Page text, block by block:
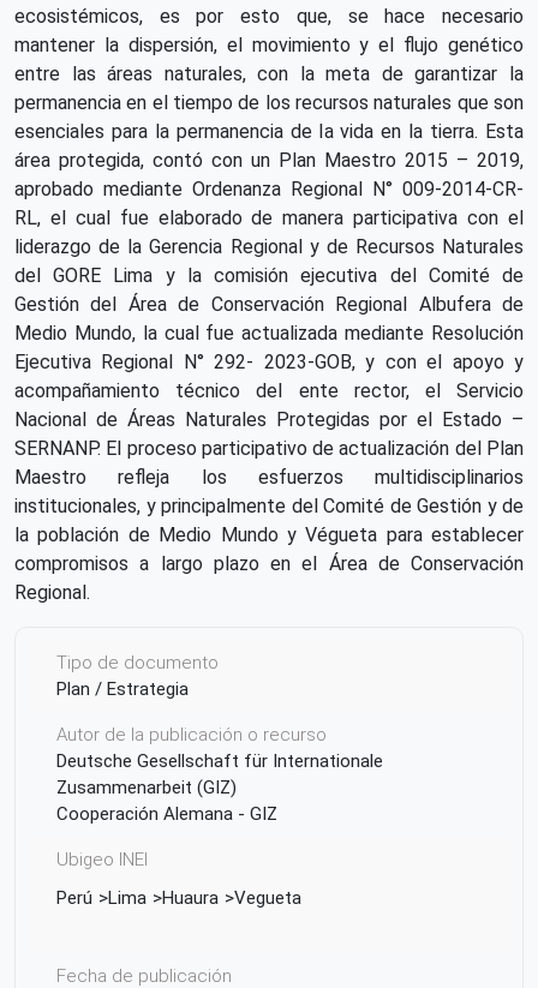
ecosistémicos, es por esto que, se hace necesario
mantener la dispersión, el movimiento y el flujo genético
entre las áreas naturales, con la meta de garantizar la
permanencia en el tiempo de los recursos naturales que son
esenciales para la permanencia de la vida en la tierra. Esta
área protegida, contó con un Plan Maestro 2015 – 2019,
aprobado mediante Ordenanza Regional N° 009-2014-CR-
RL, el cual fue elaborado de manera participativa con el
liderazgo de la Gerencia Regional y de Recursos Naturales
del GORE Lima y la comisión ejecutiva del Comité de
Gestión del Área de Conservación Regional Albufera de
Medio Mundo, la cual fue actualizada mediante Resolución
Ejecutiva Regional N° 292- 2023-GOB, y con el apoyo y
acompañamiento técnico del ente rector, el Servicio
Nacional de Áreas Naturales Protegidas por el Estado –
SERNANP. El proceso participativo de actualización del Plan
Maestro refleja los esfuerzos multidisciplinarios
institucionales, y principalmente del Comité de Gestión y de
la población de Medio Mundo y Végueta para establecer
compromisos a largo plazo en el Área de Conservación
Regional.
Tipo de documento
Plan / Estrategia
Autor de la publicación o recurso
Deutsche Gesellschaft für Internationale
Zusammenarbeit (GIZ)
Cooperación Alemana - GIZ
Ubigeo INEI
Perú
Lima Huaura Vegueta
Fecha de publicación